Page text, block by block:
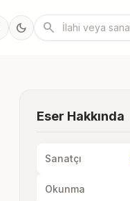
dark_mode search
Eser Hakkında
Sanatçı
Okunma